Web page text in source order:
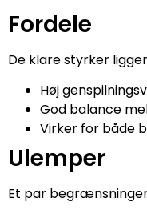
Fordele
De klare styrker
Høj
God balance
Virker for både
Ulemper
Et par